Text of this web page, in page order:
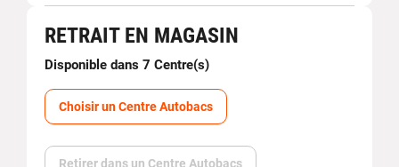
RETRAIT EN MAGASIN
Disponible dans 7 Centre(s)
Choisir un Centre Autobacs
Retirer dans un Centre Autobacs